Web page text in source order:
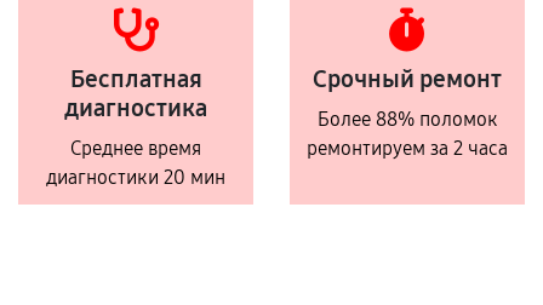
Бесплатная
диагностика
Среднее время
диагностики 20 мин
Срочный ремонт
Более 88% поломок
ремонтируем за 2 часа